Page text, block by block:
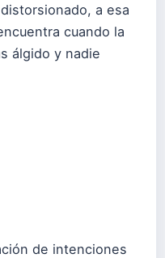
a esa
cuando la
álgido y nadie
de intenciones